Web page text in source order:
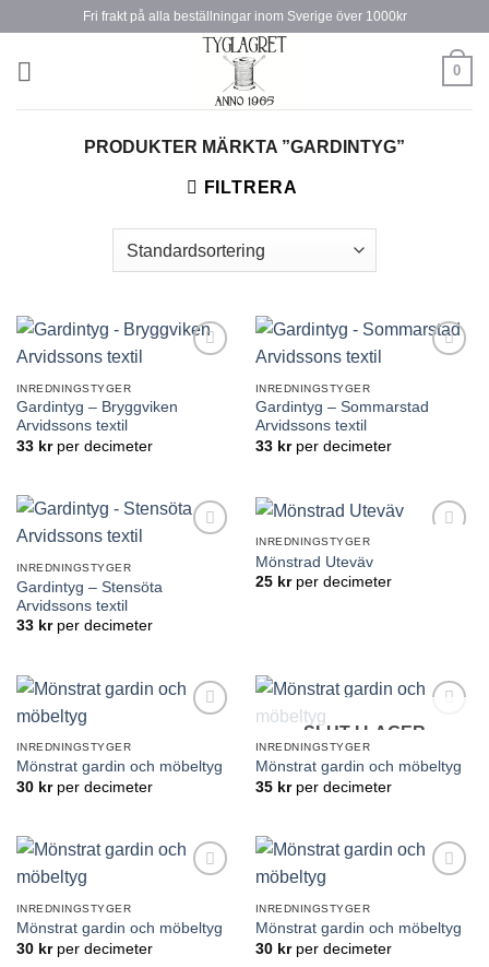
content
Fri frakt på alla beställningar inom Sverige över 1000kr
0
PRODUKTER MÄRKTA ”GARDINTYG”
FILTRERA
INREDNINGSTYGER
Gardintyg – Bryggviken
Arvidssons textil
33 kr per decimeter
INREDNINGSTYGER
Gardintyg – Sommarstad
Arvidssons textil
33 kr per decimeter
INREDNINGSTYGER
Gardintyg – Stensöta
Arvidssons textil
33 kr per decimeter
INREDNINGSTYGER
Mönstrad Uteväv
25 kr per decimeter
INREDNINGSTYGER
Mönstrat gardin och möbeltyg
30 kr per decimeter
Lägg till
SLUT I LAGER
INREDNINGSTYGER
Mönstrat gardin och möbeltyg
35 kr per decimeter
INREDNINGSTYGER
Mönstrat gardin och möbeltyg
30 kr per decimeter
INREDNINGSTYGER
Mönstrat gardin och möbeltyg
30 kr per decimeter